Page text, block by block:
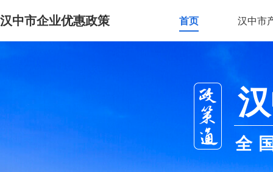
汉中市企业优惠政策 首页 汉中市
全